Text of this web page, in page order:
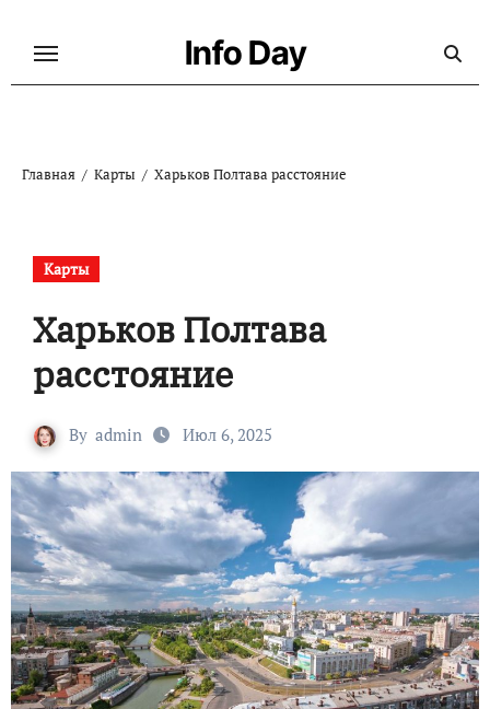
Info Day
Главная Карты Харьков Полтава расстояние
Карты
Харьков Полтава
расстояние
By admin Июл 6, 2025